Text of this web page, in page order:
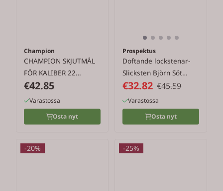
Champion
CHAMPION SKJUTMÅL
FÖR KALIBER 22
COYOTE TAVLA
€42.85
Varastossa
Osta nyt
Prospektus
Doftande lockstenar-
Slicksten Björn Söt
Honung ...
€32.82 €45.59
Varastossa
Osta nyt
-20% -25%